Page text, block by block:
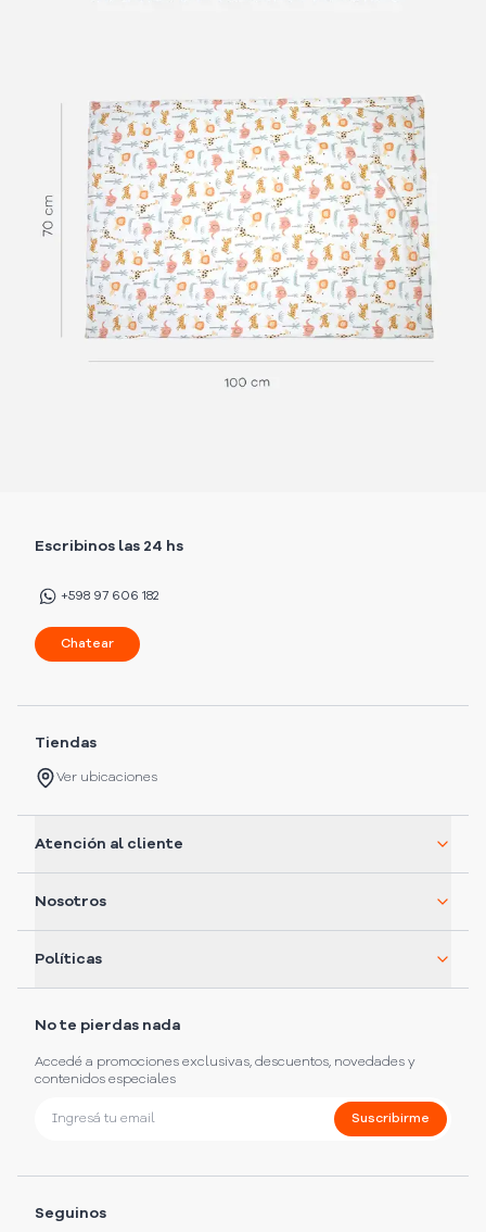
Escribinos las 24 hs
+598 97 606 182
Chatear
Tiendas
Ver ubicaciones
Atención al cliente
Nosotros
Políticas
No te pierdas nada
Accedé a promociones exclusivas, descuentos, novedades y
contenidos especiales
Suscribirme
Seguinos